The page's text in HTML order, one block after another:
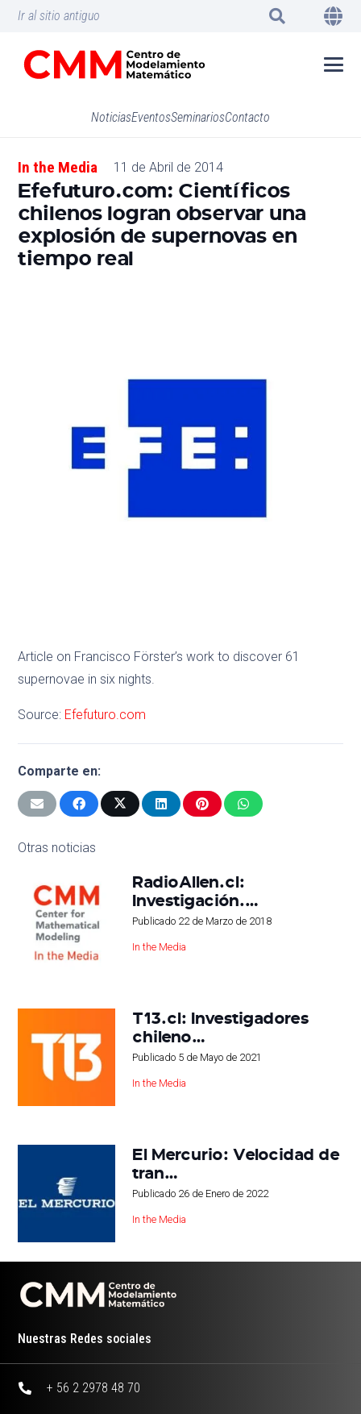
Ir al sitio antiguo
NoticiasEventosSeminariosContacto
In the Media 11 de Abril de 2014
Efefuturo.com: Científicos
chilenos logran observar una
explosión de supernovas en
tiempo real
Article on Francisco Förster’s work to discover 61
supernovae in six nights.
Source: Efefuturo.com
Comparte en:
Otras noticias
RadioAllen.cl:
Investigación.…
Publicado 22 de Marzo de 2018
In the Media
T13.cl: Investigadores
chileno…
Publicado 5 de Mayo de 2021
In the Media
El Mercurio: Velocidad de
tran…
Publicado 26 de Enero de 2022
In the Media
Nuestras Redes sociales
+ 56 2 2978 48 70